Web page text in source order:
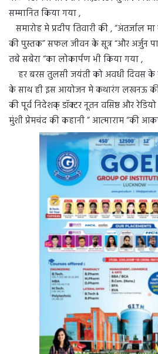
सम्मानित किया गया ,
समारोह मे प्रदीप तिवारी की , “अंतर्जाल
की पुस्तक” सफल जीवन के सूत्र “और अर्जुन
तबे सबेरा “का लोकार्पण भी किया गया ,
हर बरस तुलसी जयंती को अवधी दिवस
के साथ ही इस आयोजन मे कथारंग लखनऊ
की पूर्व निदेशक् डॉक्टर नूतन वसिष्ठ और रेडियो
मुंशी प्रेमचंद की कहानी ” आत्माराम “की